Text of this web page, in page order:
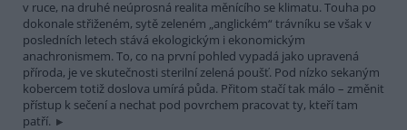
v ruce, na druhé neúprosná realita měnícího se klimatu. Touha po
dokonale střiženém, sytě zeleném „anglickém“ trávníku se však v
posledních letech stává ekologickým i ekonomickým
anachronismem. To, co na první pohled vypadá jako upravená
příroda, je ve skutečnosti sterilní zelená poušť. Pod nízko sekaným
kobercem totiž doslova umírá půda. Přitom stačí tak málo – změnit
přístup k sečení a nechat pod povrchem pracovat ty, kteří tam
patří.